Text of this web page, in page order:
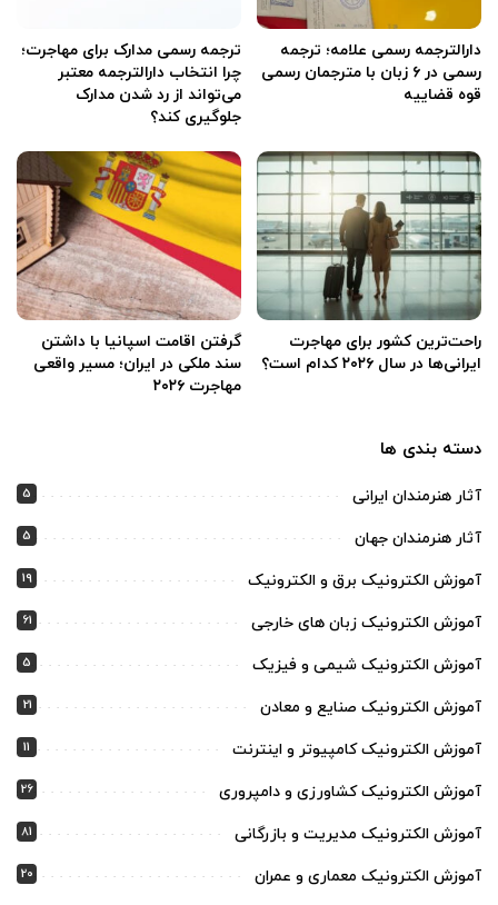
دارالترجمه رسمی علامه؛ ترجمه
رسمی در ۶ زبان با مترجمان رسمی
قوه قضاییه
ترجمه رسمی مدارک برای مهاجرت؛
چرا انتخاب دارالترجمه معتبر
می‌تواند از رد شدن مدارک
جلوگیری کند؟
راحت‌ترین کشور برای مهاجرت
ایرانی‌ها در سال ۲۰۲۶ کدام است؟
گرفتن اقامت اسپانیا با داشتن
سند ملکی در ایران؛ مسیر واقعی
مهاجرت ۲۰۲۶
دسته بندی ها
آثار هنرمندان ایرانی 5
آثار هنرمندان جهان 5
آموزش الکترونیک برق و الکترونیک 19
آموزش الکترونیک زبان های خارجی 61
آموزش الکترونیک شیمی و فیزیک 5
آموزش الکترونیک صنایع و معادن 21
آموزش الکترونیک کامپیوتر و اینترنت 11
آموزش الکترونیک کشاورزی و دامپروری 26
آموزش الکترونیک مدیریت و بازرگانی 81
آموزش الکترونیک معماری و عمران 20